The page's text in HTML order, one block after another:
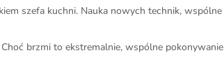
szefa kuchni. Nauka nowych technik, wspólne
brzmi to ekstremalnie, wspólne pokonywanie